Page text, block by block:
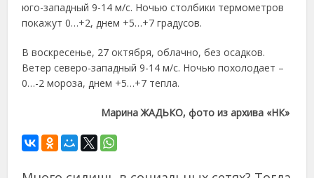
юго-западный 9-14 м/с. Ночью столбики термометров
покажут 0…+2, днем +5…+7 градусов.
В воскресенье, 27 октября, облачно, без осадков.
Ветер северо-западный 9-14 м/с. Ночью похолодает –
0…-2 мороза, днем +5…+7 тепла.
Марина ЖАДЬКО, фото из архива «НК»